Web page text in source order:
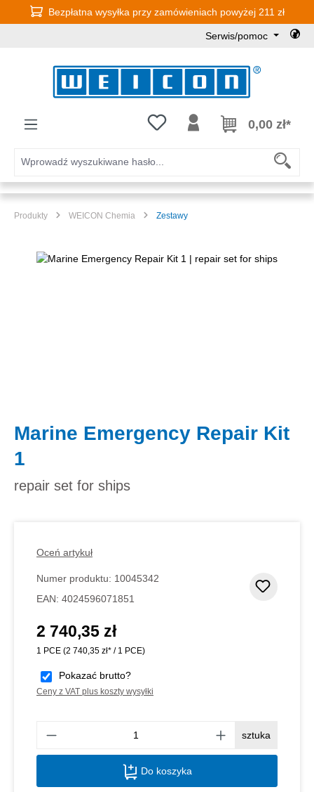
Przejdź do głównej zawartości
Bezpłatna wysyłka przy zamówieniach powyżej 211 zł
Serwis/pomoc
Masz 0 przedmioty na liście
0,00 zł*
Produkty WEICON Chemia Zestawy
Pomiń galerię zdjęć
Marine Emergency Repair Kit
1
repair set for ships
Oceń artykuł
Numer produktu: 10045342
EAN: 4024596071851
Cena regularna:
2 740,35 zł
1 PCE (2 740,35 zł* / 1 PCE)
Pokazać brutto?
Ceny z VAT plus koszty wysyłki
sztuka
Do koszyka